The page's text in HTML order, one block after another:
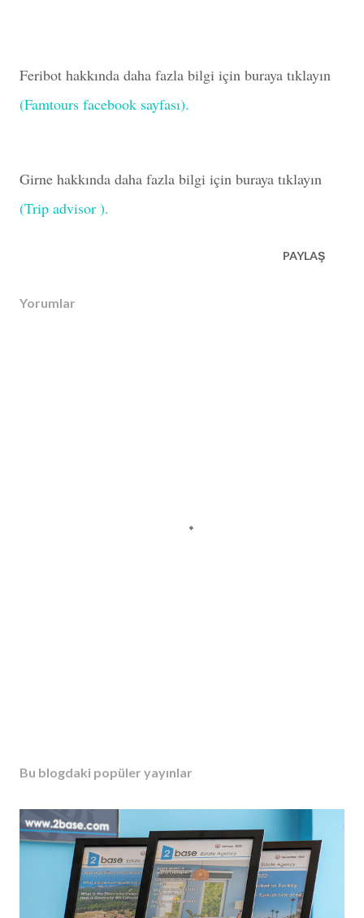
Feribot hakkında daha fazla bilgi için buraya tıklayın
(Famtours facebook sayfası).
Girne hakkında daha fazla bilgi için buraya tıklayın
(Trip advisor ).
PAYLAŞ
Yorumlar
Bu blogdaki popüler yayınlar